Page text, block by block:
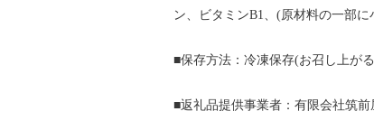
ン、ビタミンB1、(原材料の一部
■保存方法：冷凍保存(お召し上が
■返礼品提供事業者：有限会社筑